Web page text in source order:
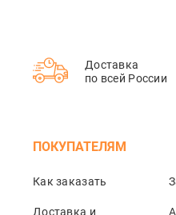
Доставка
по всей России
ПОКУПАТЕЛЯМ
Как заказать
Доставка и